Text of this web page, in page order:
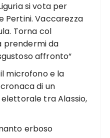
si vota per
Pertini. Vaccarezza
Torna col
prendermi da
affronto“
il microfono e la
di un
tra Alassio,
erboso